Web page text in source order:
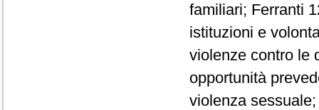
familiari; Ferranti
istituzioni e
violenze contro le
opportunità
violenza